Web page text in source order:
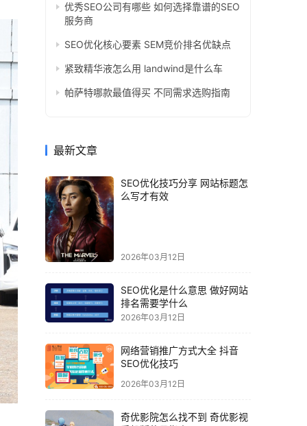
优秀SEO公司有哪些 如何选择靠谱的SEO
服务商
SEO优化核心要素 SEM竞价排名优缺点
紧致精华液怎么用 landwind是什么车
帕萨特哪款最值得买 不同需求选购指南
最新文章
SEO优化技巧分享 网站标题怎
么写才有效
2026年03月12日
SEO优化是什么意思 做好网站
排名需要学什么
2026年03月12日
网络营销推广方式大全 抖音
SEO优化技巧
2026年03月12日
奇优影院怎么找不到 奇优影视